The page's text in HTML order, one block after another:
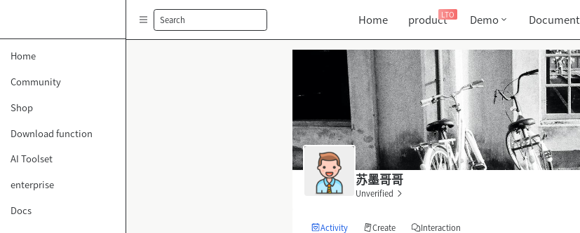
Home
Community
Shop
Download function
AI Toolset
enterprise
Docs
Search Home productLTO Demo Document
苏墨哥哥
Unverified
Activity Create Interaction